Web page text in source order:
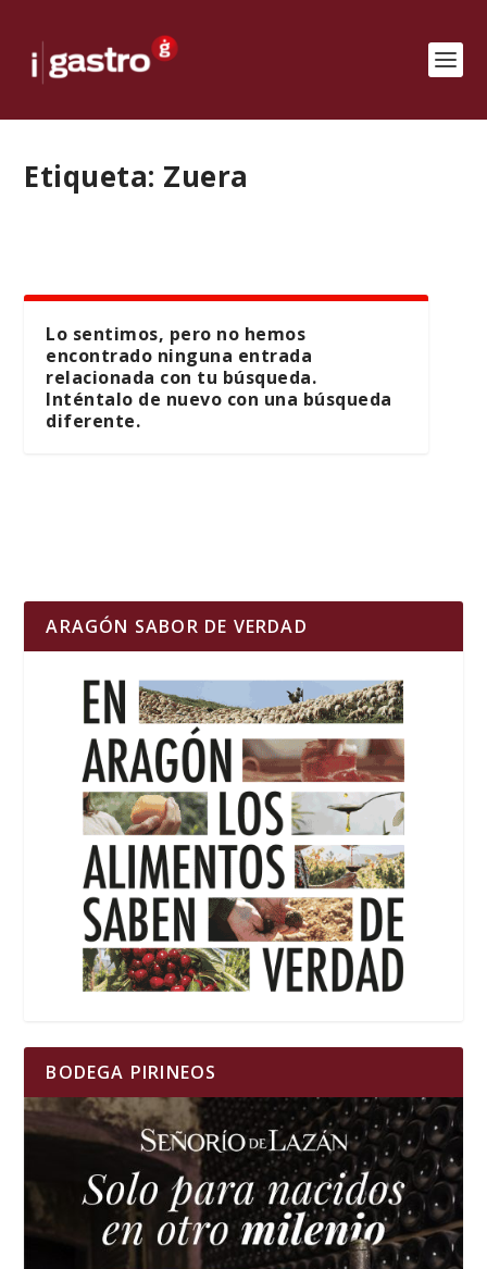
Etiqueta: Zuera
Lo sentimos, pero no hemos
encontrado ninguna entrada
relacionada con tu búsqueda.
Inténtalo de nuevo con una búsqueda
diferente.
ARAGÓN SABOR DE VERDAD
BODEGA PIRINEOS